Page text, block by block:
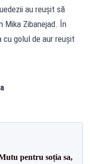
au reușit să
Mika Zibanejad. În
cu golul de aur reușit
pentru soția sa,